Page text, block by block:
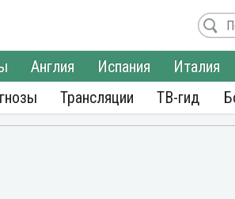
Англия Испания Италия
Трансляции ТВ-гид